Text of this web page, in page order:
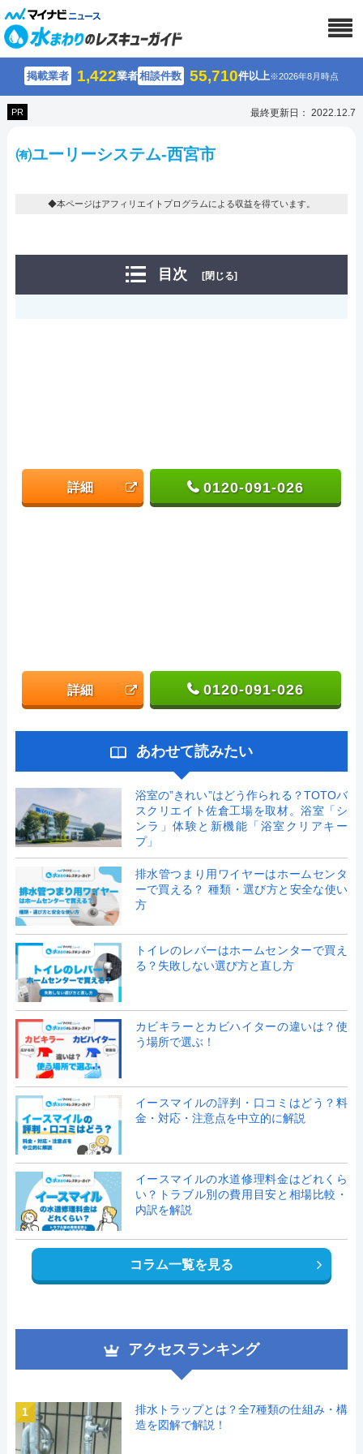
掲載業者 1,422業者相談件数 55,710件以上※2026年8月時点
PR 最終更新日： 2022.12.7
㈲ユーリーシステム-西宮市
◆本ページはアフィリエイトプログラムによる収益を得ています。
目次 [閉じる]
詳細 0120-091-026
詳細 0120-091-026
あわせて読みたい
浴室の”きれい”はどう作られる？TOTOバ
スクリエイト佐倉工場を取材。浴室「シ
ンラ」体験と新機能「浴室クリアキー
プ」
排水管つまり用ワイヤーはホームセンタ
ーで買える？ 種類・選び方と安全な使い
方
トイレのレバーはホームセンターで買え
る？失敗しない選び方と直し方
カビキラーとカビハイターの違いは？使
う場所で選ぶ！
イースマイルの評判・口コミはどう？料
金・対応・注意点を中立的に解説
イースマイルの水道修理料金はどれくら
い？トラブル別の費用目安と相場比較・
内訳を解説
コラム一覧を見る
アクセスランキング
1
排水トラップとは？全7種類の仕組み・構
造を図解で解説！